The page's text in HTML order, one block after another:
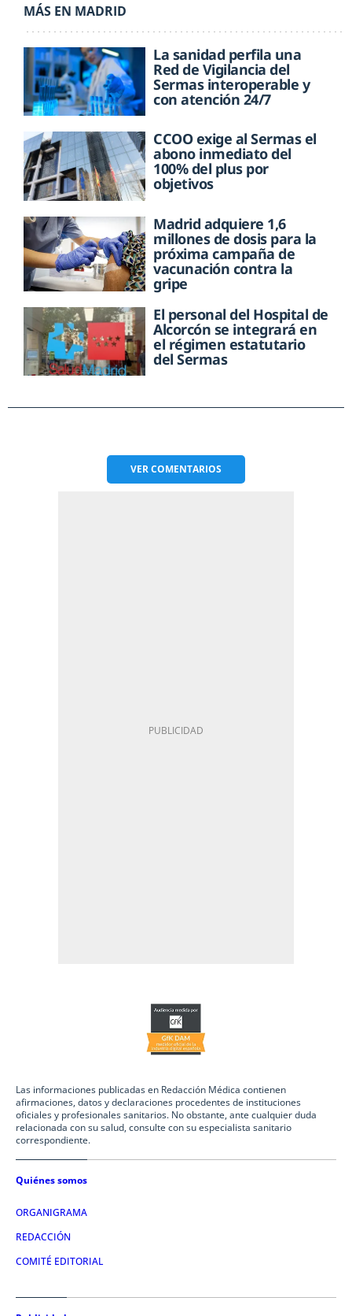
MÁS EN MADRID
La sanidad perfila una
Red de Vigilancia del
Sermas interoperable y
con atención 24/7
CCOO exige al Sermas el
abono inmediato del
100% del plus por
objetivos
Madrid adquiere 1,6
millones de dosis para la
próxima campaña de
vacunación contra la
gripe
El personal del Hospital de
Alcorcón se integrará en
el régimen estatutario
del Sermas
VERCOMENTARIOS
Las informaciones publicadas en Redacción Médica contienen
afirmaciones, datos y declaraciones procedentes de instituciones
oficiales y profesionales sanitarios. No obstante, ante cualquier duda
relacionada con su salud, consulte con su especialista sanitario
correspondiente.
Quiénes somos
ORGANIGRAMA
REDACCIÓN
COMITÉ EDITORIAL